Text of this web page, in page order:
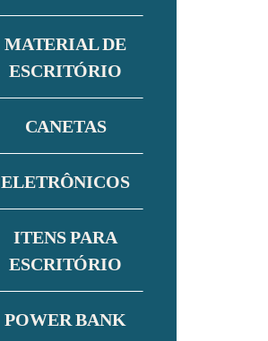
MATERIAL DE
ESCRITÓRIO
CANETAS
ELETRÔNICOS
ITENS PARA
ESCRITÓRIO
POWER BANK